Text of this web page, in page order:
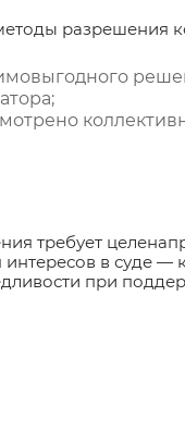
разрешения
требует
в суде
при